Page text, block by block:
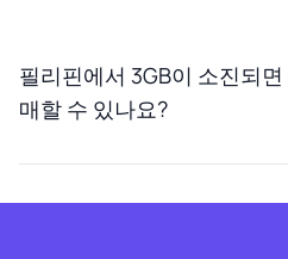
필리핀에서 3GB이 소진되
매할 수 있나요?